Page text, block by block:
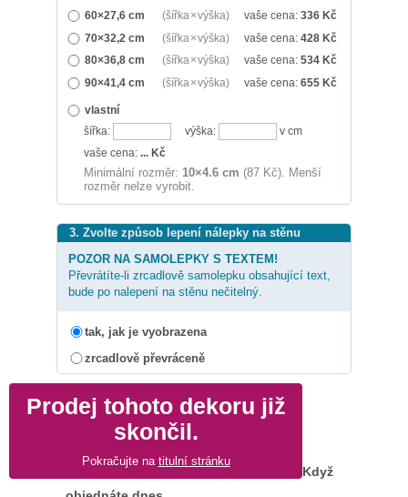
60×27,6 cm
(šířka × výška) vaše cena: 336 Kč
70×32,2 cm
(šířka × výška) vaše cena: 428 Kč
80×36,8 cm
(šířka × výška) vaše cena: 534 Kč
90×41,4 cm
(šířka × výška) vaše cena: 655 Kč
vlastní
šířka:
výška:
v cm
vaše cena:
Kč
Minimální rozměr: 10×4.6 cm (87 Kč). Menší
rozměr nelze vyrobit.
3. Zvolte způsob lepení nálepky na stěnu
POZOR NA SAMOLEPKY S TEXTEM!
Převrátíte-li zrcadlově samolepku obsahující text,
bude po nalepení na stěnu nečitelný.
tak, jak je vyobrazena
zrcadlově převráceně
Prodej tohoto dekoru již
skončil.
Pokračujte na titulní stránku
Když